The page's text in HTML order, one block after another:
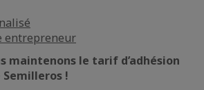
entrepreneur
maintenons le tarif d’adhésion
!